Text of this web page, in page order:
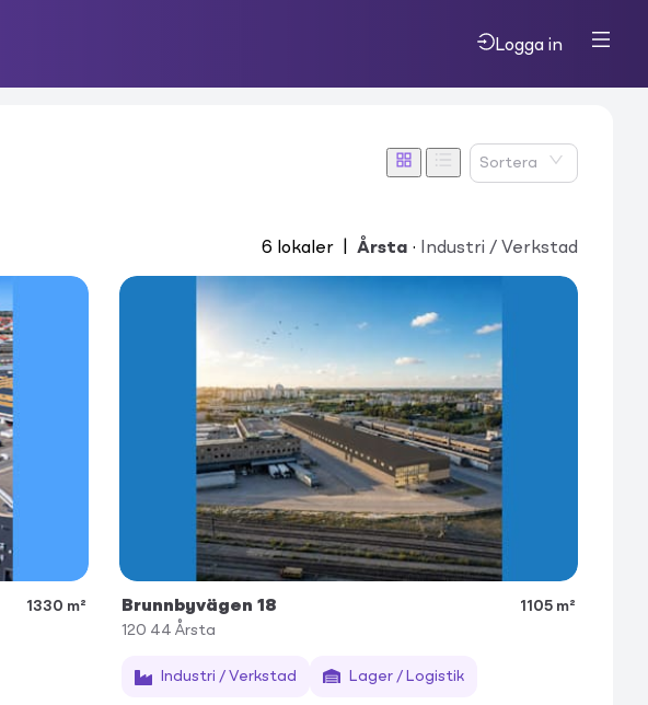
Logga in
Sortera
6 lokaler Årsta · Industri / Verkstad
1330 m²
Brunnbyvägen 18
1105 m²
120 44 Årsta
Industri / Verkstad Lager / Logistik